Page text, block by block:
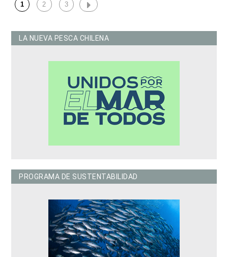
1 2 3
LA NUEVA PESCA CHILENA
PROGRAMA DE SUSTENTABILIDAD